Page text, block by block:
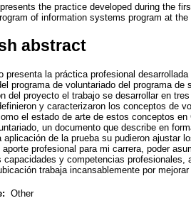
the practice developed during the
of information systems program at
abstract
presenta la práctica profesional
programa de voluntariado del programa
del proyecto el trabajo se desarrollar en
y caracterizaron los conceptos de
el estado de arte de estos conceptos
un documento que describe en
aplicación de la prueba su pudieron ajustar
aporte profesional para mi carrera, poder
capacidades y competencias
trabaja incansablemente por
Other